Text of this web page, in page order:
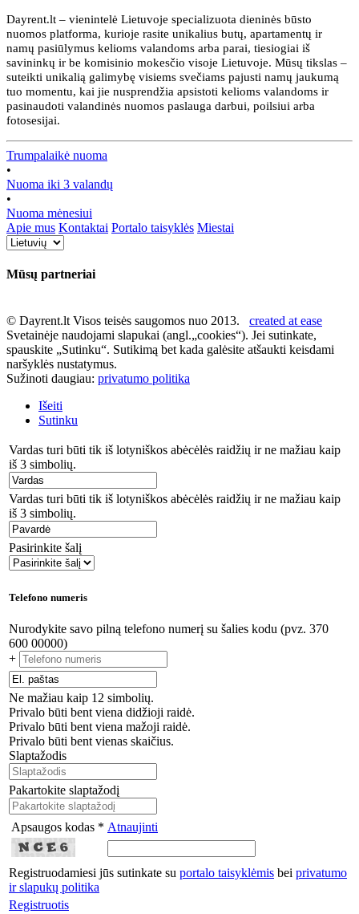
Dayrent.lt – vienintelė Lietuvoje specializuota dieninės būsto
nuomos platforma, kurioje rasite unikalius butų, apartamentų ir
namų pasiūlymus kelioms valandoms arba parai, tiesiogiai iš
savininkų ir be komisinio mokesčio visoje Lietuvoje. Mūsų tikslas –
suteikti unikalią galimybę visiems svečiams pajusti namų jaukumą
tuo momentu, kai jie nusprendžia apsistoti kelioms valandoms ir
pasinaudoti valandinės nuomos paslauga darbui, poilsiui arba
fotosesijai.
Trumpalaikė nuoma
•
Nuoma iki 3 valandų
•
Nuoma mėnesiui
Apie mus Kontaktai Portalo taisyklės Miestai
Mūsų partneriai
© Dayrent.lt Visos teisės saugomos nuo 2013. created at ease
Svetainėje naudojami slapukai (angl.„cookies“). Jei sutinkate,
spauskite „Sutinku“. Sutikimą bet kada galėsite atšaukti keisdami
naršyklės nustatymus.
Sužinoti daugiau: privatumo politika
Išeiti
Sutinku
Vardas turi būti tik iš lotyniškos abėcėlės raidžių ir ne mažiau kaip
iš 3 simbolių.
Vardas turi būti tik iš lotyniškos abėcėlės raidžių ir ne mažiau kaip
iš 3 simbolių.
Pasirinkite šalį
Telefono numeris
Nurodykite savo pilną telefono numerį su šalies kodu (pvz. 370
600 00000)
+
Ne mažiau kaip 12 simbolių.
Privalo būti bent viena didžioji raidė.
Privalo būti bent viena mažoji raidė.
Privalo būti bent vienas skaičius.
Slaptažodis
Pakartokite slaptažodį
Apsaugos kodas * Atnaujinti
Registruodamiesi jūs sutinkate su portalo taisyklėmis bei privatumo
ir slapukų politika
Registruotis